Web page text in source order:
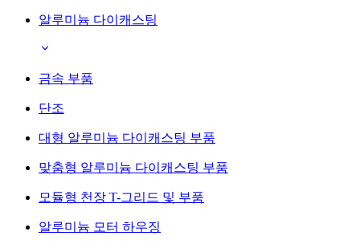
알루미늄 다이캐스팅
금속 부품
단조
대형 알루미늄 다이캐스팅 부품
맞춤형 알루미늄 다이캐스팅 부품
모듈형 천장 T-그리드 및 부품
알루미늄 모터 하우징